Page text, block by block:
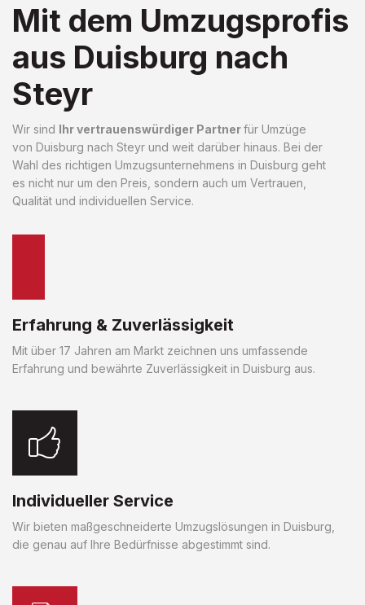
Mit dem Umzugsprofis
aus Duisburg nach
Steyr
Wir sind Ihr vertrauenswürdiger Partnerfür Umzüge
von Duisburg nach Steyr und weit darüber hinaus. Bei der
Wahl des richtigen Umzugsunternehmens in Duisburg geht
es nicht nur um den Preis, sondern auch um Vertrauen,
Qualität und individuellen Service.
Erfahrung & Zuverlässigkeit
Mit über 17 Jahren am Markt zeichnen uns umfassende
Erfahrung und bewährte Zuverlässigkeit in Duisburg aus.
Individueller Service
Wir bieten maßgeschneiderte Umzugslösungen in Duisburg,
die genau auf Ihre Bedürfnisse abgestimmt sind.